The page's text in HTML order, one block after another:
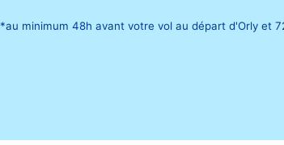
*au minimum 48h avant votre vol au départ d'Orly et